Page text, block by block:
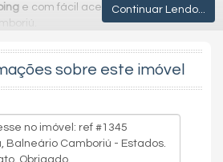
e com fácil acesso à BR-101 e ao
completa, segurança 24h,
a natureza e tranquilidade para
de vida, praticidade e
Continuar Lendo...
sobre este imóvel